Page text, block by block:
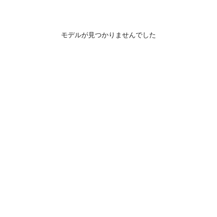
モデルが見つかりませんでした